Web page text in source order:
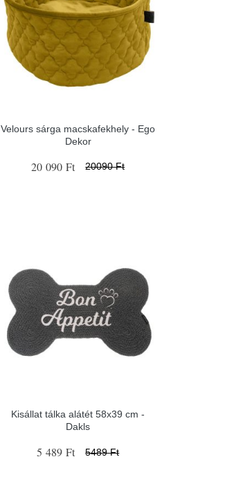
Velours sárga macskafekhely - Ego
Dekor
20 090 Ft 20090 Ft
Kisállat tálka alátét 58x39 cm -
Dakls
5 489 Ft 5489 Ft